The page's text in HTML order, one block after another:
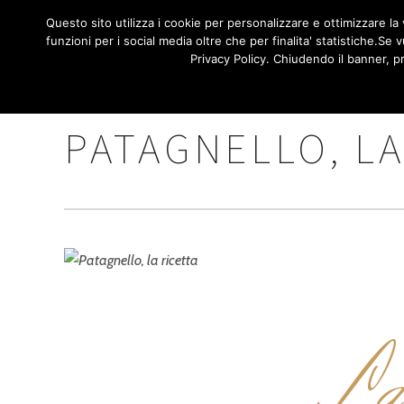
HOME
PATAGNELLO,
Questo sito utilizza i cookie per personalizzare e ottimizzare
funzioni per i social media oltre che per finalita' statistiche.Se
Privacy Policy. Chiudendo il banner,